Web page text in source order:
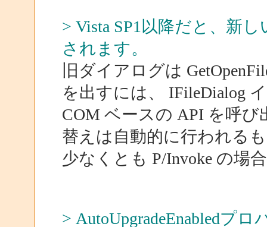
> Vista SP1以降だと、新
されます。
旧ダイアログは
を出すには、 IFileDialog
COM ベースの API を呼
替えは自動的に行われる
少なくとも P/Invoke の場
> AutoUpgradeEnabledプ